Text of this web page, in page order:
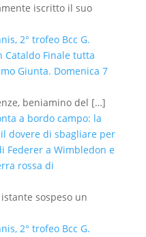
iscritto il suo
2° trofeo Bcc G.
Cataldo Finale tutta
Giunta. Domenica 7
beniamino del […]
a bordo campo: la
dovere di sbagliare per
Federer a Wimbledon e
rossa di
sospeso un
2° trofeo Bcc G.